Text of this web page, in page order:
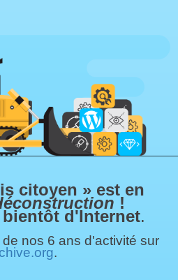
citoyen » est en
!
d'Internet.
nos 6 ans d'activité sur
.